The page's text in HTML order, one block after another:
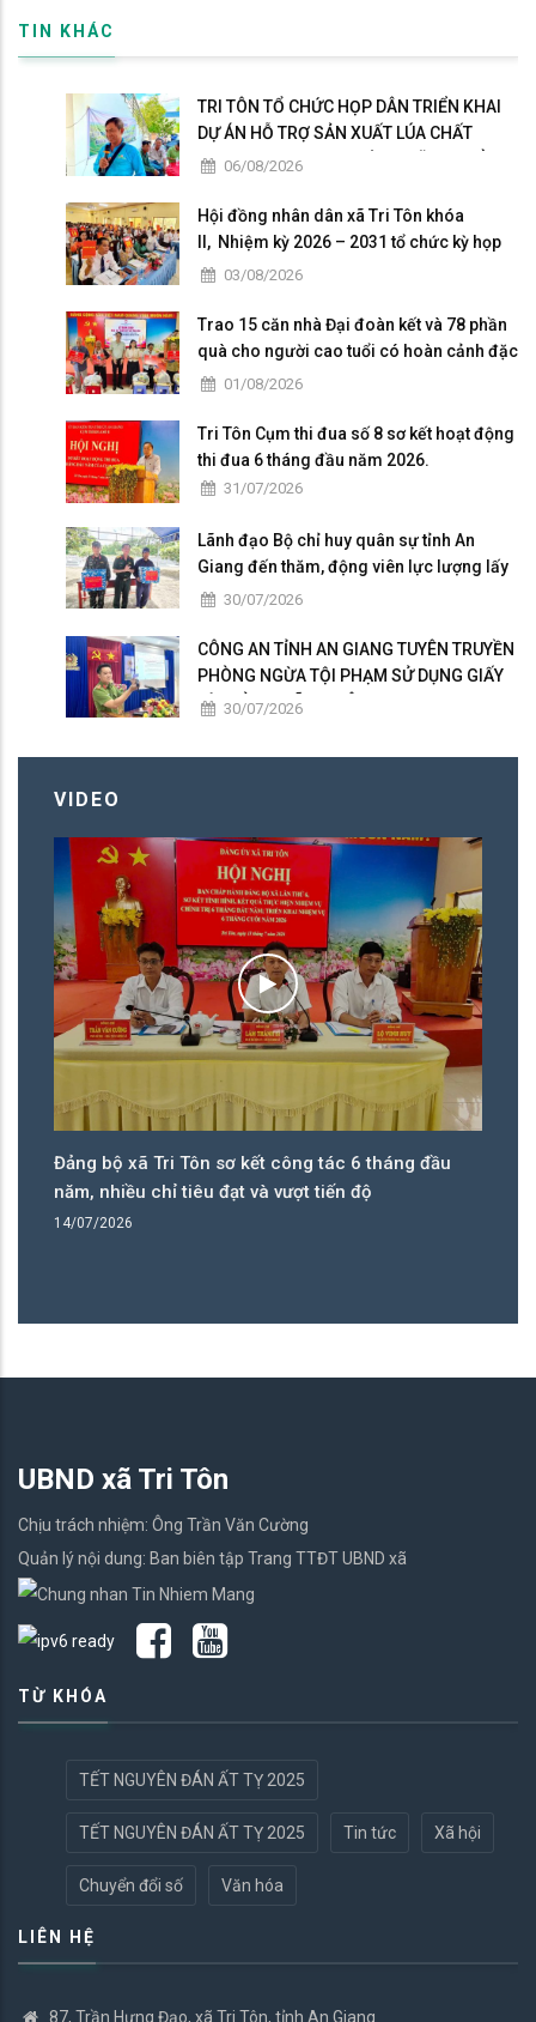
TIN KHÁC
TRI TÔN TỔ CHỨC HỌP DÂN TRIỂN KHAI
DỰ ÁN HỖ TRỢ SẢN XUẤT LÚA CHẤT
LƯỢNG CAO THEO HƯỚNG HỮU CƠ VÀ
06/08/2026
Hội đồng nhân dân xã Tri Tôn khóa
II, Nhiệm kỳ 2026 – 2031 tổ chức kỳ họp
thứ 4 giữa năm 2026
03/08/2026
Trao 15 căn nhà Đại đoàn kết và 78 phần
quà cho người cao tuổi có hoàn cảnh đặc
biệt khó khăn tại xã Tri Tôn.
01/08/2026
Tri Tôn Cụm thi đua số 8 sơ kết hoạt động
thi đua 6 tháng đầu năm 2026.
31/07/2026
Lãnh đạo Bộ chỉ huy quân sự tỉnh An
Giang đến thăm, động viên lực lượng lấy
mẫu hài cốt liệt sĩ tại Nghĩa trang Liệt sĩ
30/07/2026
CÔNG AN TỈNH AN GIANG TUYÊN TRUYỀN
PHÒNG NGỪA TỘI PHẠM SỬ DỤNG GIẤY
TỜ GIẢ TẠI XÃ TRI TÔN
30/07/2026
VIDEO
Đảng bộ xã Tri Tôn sơ kết công tác 6 tháng đầu
năm, nhiều chỉ tiêu đạt và vượt tiến độ
14/07/2026
UBND xã Tri Tôn
Chịu trách nhiệm: Ông Trần Văn Cường
Quản lý nội dung: Ban biên tập Trang TTĐT UBND xã
TỪ KHÓA
TẾT NGUYÊN ĐÁN ẤT TỴ 2025
TẾT NGUYÊN ĐÁN ẤT TỴ 2025 Tin tức Xã hội
Chuyển đổi số Văn hóa
LIÊN HỆ
87, Trần Hưng Đạo, xã Tri Tôn, tỉnh An Giang